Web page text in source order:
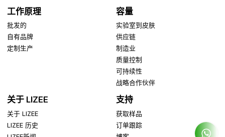
工作原理
批发的
自有品牌
定制生产
容量
实验室到皮肤
供应链
制造业
质量控制
可持续性
战略合作伙伴
关于 LIZEE
关于 LIZEE
LIZEE 历史
支持
获取样品
订单跟踪